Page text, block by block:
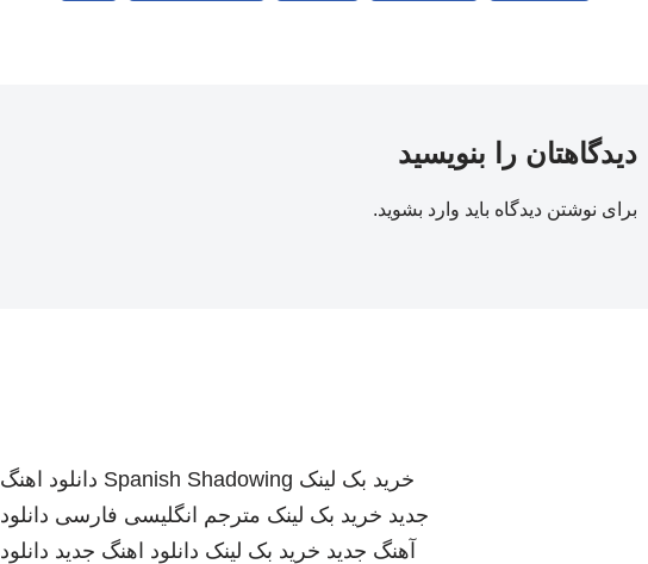
دیدگاهتان را بنویسید
برای نوشتن دیدگاه باید وارد بشوید.
خرید بک لینک Spanish Shadowing دانلود اهنگ
جدید خرید بک لینک مترجم انگلیسی فارسی دانلود
آهنگ جدید خرید بک لینک دانلود اهنگ جدید دانلود